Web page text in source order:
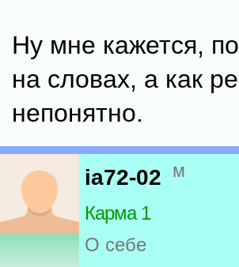
Ну мне кажется,
на словах, а как
непонятно.
ia72-02 м
Карма 1
О себе